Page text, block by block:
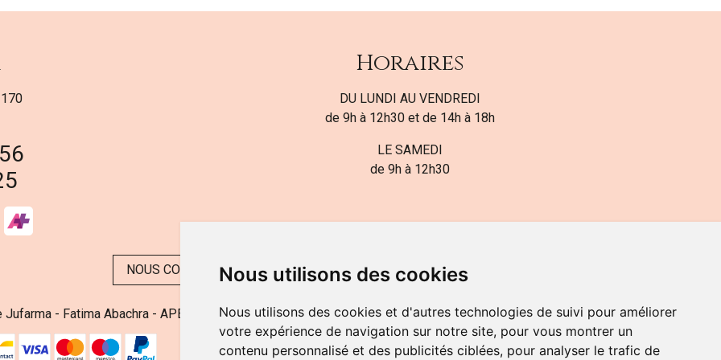
Nous utilisons des cookies
Nous utilisons des cookies et d'autres technologies de suivi pour améliorer
votre expérience de navigation sur notre site, pour vous montrer un
contenu personnalisé et des publicités ciblées, pour analyser le trafic de
Horaires
DU LUNDI AU VENDREDI
de 9h à 12h30 et de 14h à 18h
LE SAMEDI
de 9h à 12h30
NOUS CONTACTER
Jufarma - Fatima Abachra - APB 521704 - N° Entreprise BE0882-700-592